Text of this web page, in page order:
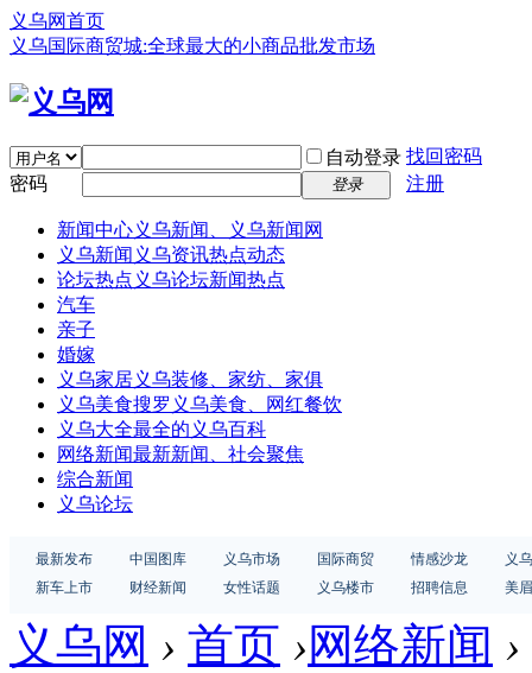
义乌网首页
义乌国际商贸城:全球最大的小商品批发市场
自动登录 找回密码
密码
登录 注册
新闻中心义乌新闻、义乌新闻网
义乌新闻 义乌资讯热点动态
论坛热点 义乌论坛新闻热点
汽车
亲子
婚嫁
义乌家居义乌装修、家纺、家俱
义乌美食搜罗义乌美食、网红餐饮
义乌大全最全的义乌百科
网络新闻最新新闻、社会聚焦
综合新闻
义乌论坛
最新发布 中国图库 义乌市场 国际商贸 情感沙龙
义
新车上市
财经新闻 女性话题 义乌楼市 招聘信息 美
义乌网 › 首页 ›网络新闻 ›